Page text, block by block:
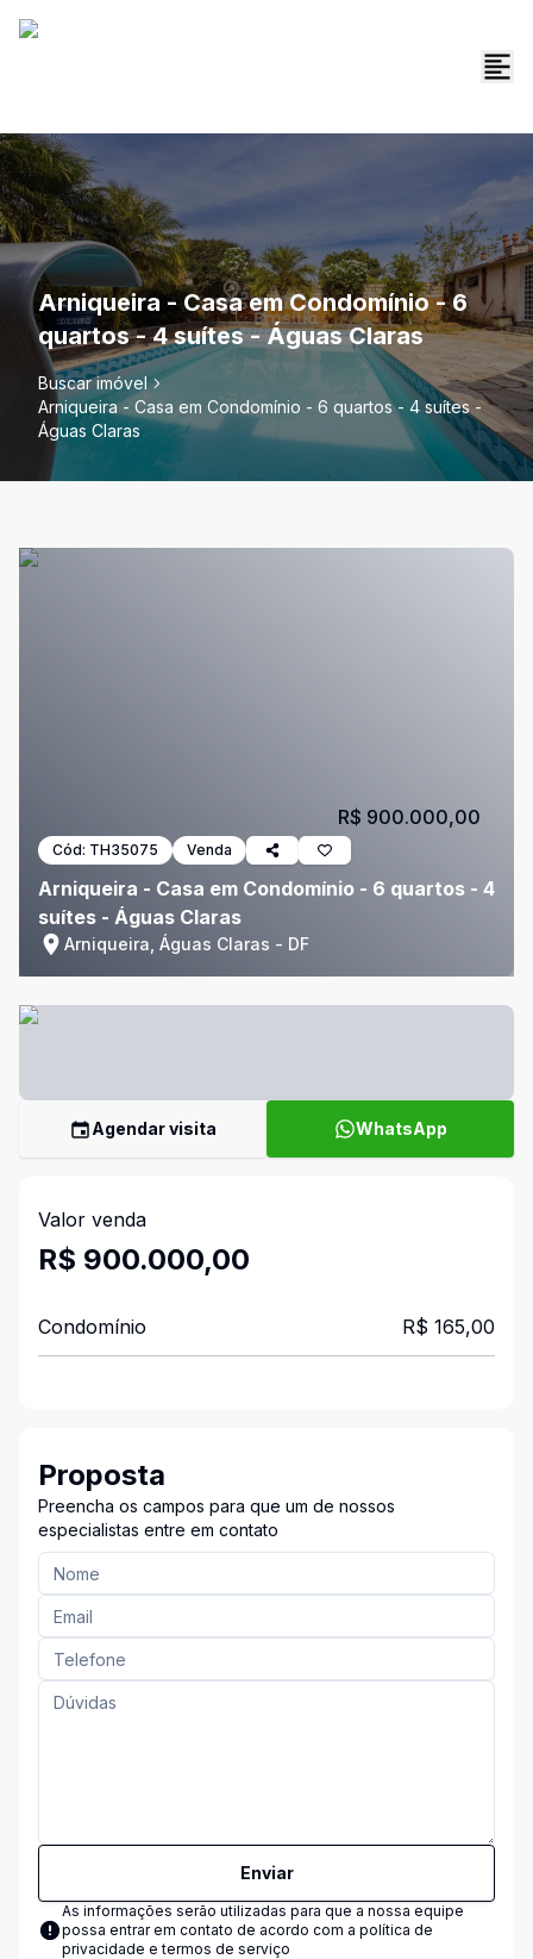
Arniqueira - Casa em Condomínio - 6
quartos - 4 suítes - Águas Claras
Buscar imóvel
Arniqueira - Casa em Condomínio - 6 quartos - 4 suítes -
Águas Claras
Cód: TH35075 Venda
Arniqueira - Casa em Condomínio - 6 quartos - 4
suítes - Águas Claras
Arniqueira, Águas Claras - DF
R$ 900.000,00
Agendar visita WhatsApp
Valor venda
R$ 900.000,00
Condomínio R$ 165,00
Proposta
Preencha os campos para que um de nossos
especialistas entre em contato
Enviar
As informações serão utilizadas para que a nossa equipe
possa entrar em contato de acordo com a política de
privacidade e termos de serviço